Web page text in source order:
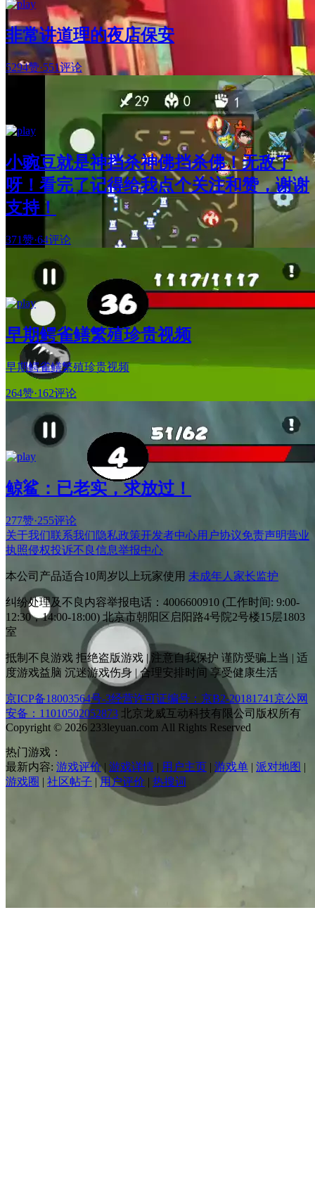
非常讲道理的夜店保安
5294赞·551评论
小豌豆就是神挡杀神佛挡杀佛！无敌了
呀！看完了记得给我点个关注和赞，谢谢
支持！
371赞·64评论
早期鳄雀鳝繁殖珍贵视频
早期鳄雀鳝繁殖珍贵视频
264赞·162评论
鲸鲨：已老实，求放过！
277赞·255评论
关于我们联系我们隐私政策开发者中心用户协议免责声明营业
执照侵权投诉不良信息举报中心
本公司产品适合10周岁以上玩家使用 未成年人家长监护
纠纷处理及不良内容举报电话：4006600910 (工作时间: 9:00-
12:30，14:00-18:00) 北京市朝阳区启阳路4号院2号楼15层1803
室
抵制不良游戏 拒绝盗版游戏 | 注意自我保护 谨防受骗上当 | 适
度游戏益脑 沉迷游戏伤身 | 合理安排时间 享受健康生活
京ICP备18003564号-3经营许可证编号：京B2-20181741京公网
安备：11010502052873 北京龙威互动科技有限公司版权所有
Copyright © 2026 233leyuan.com All Rights Reserved
热门游戏：
最新内容: 游戏评价| 游戏详情 | 用户主页 | 游戏单 | 派对地图 |
游戏圈 | 社区帖子 |用户评价 | 热搜词